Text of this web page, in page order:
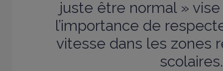
juste être normal »
l’importance de
vitesse dans les zones
scolaires.